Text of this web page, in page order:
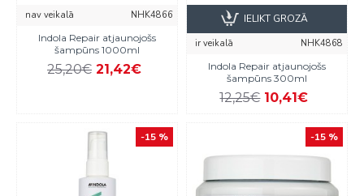
nav veikalā
NHK4866
Indola Repair atjaunojošs
šampūns 1000ml
25,20€ 21,42€
ir veikalā
NHK4868
Indola Repair atjaunojošs
šampūns 300ml
12,25€ 10,41€
IELIKT GROZĀ
-15 % -15 %